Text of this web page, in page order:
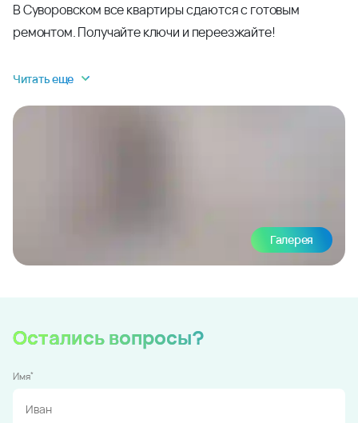
В Суворовском все квартиры сдаются с готовым
ремонтом. Получайте ключи и переезжайте!
Читать еще
Галерея
Остались вопросы?
Имя*